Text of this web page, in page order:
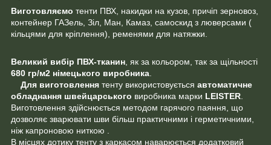
Виготовляємо тенти ПВХ, накидки на кузов, причіп зерновоз,
контейнер ГАЗель, Зіл, Ман, Камаз, самоскид з люверсами (
кільцями для кріплення), ременями для натяжки.
Великий вибір ПВХ-тканин , як за кольором, так за щільності
680 гр/м2 німецького виробника
Для виготовлення тенту використовується автоматичне
обладнання швейцарського виробника марки LEISTER
Виготовлення здійснюється методом гарячого паяння, що
дозволяє зварювати шви більш практичними і герметичними,
ніж капроновою ниткою .
В місцях дотику тенту з каркасом наварюється додатковий